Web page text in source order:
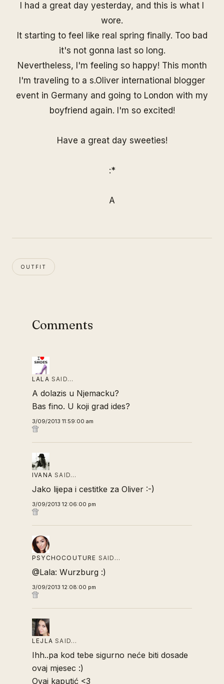
I had a great day yesterday, and this is what I
wore.
It starting to feel like real spring finally. Too bad
it's not gonna last so long.
Nevertheless, I'm feeling so happy! This month
I'm traveling to a s.Oliver international blogger
event in Germany and going to London with my
boyfriend again. I'm so excited!
Have a great day sweeties!
:*
A
OUTFIT
Comments
LALA SAID…
A dolazis u Njemacku?
Bas fino. U koji grad ides?
3/09/2013 11:59:00 am
IVANA SAID…
Jako lijepa i cestitke za Oliver :-)
3/09/2013 12:06:00 pm
PSYCHOCOUTURE SAID…
@Lala: Wurzburg :)
3/09/2013 12:08:00 pm
LEJLA SAID…
Ihh..pa kod tebe sigurno neće biti dosade
ovaj mjesec :)
Ovaj kaputić <3